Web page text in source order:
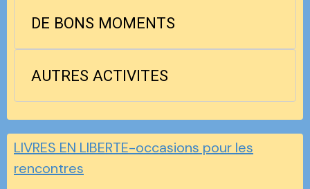
DE BONS MOMENTS
AUTRES ACTIVITES
LIVRES EN LIBERTE-occasions pour les
rencontres